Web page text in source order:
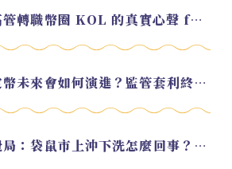
EP.219 從銀行高管轉職幣圈 KOL 的真實心聲 feat.龜大
EP.217 美元穩定幣未來會如何演進？監管套利終將收斂？feat. 研究員 余哲安
EP.213 川普大攪局：袋鼠市上沖下洗怎麼回事？feat. Alvin